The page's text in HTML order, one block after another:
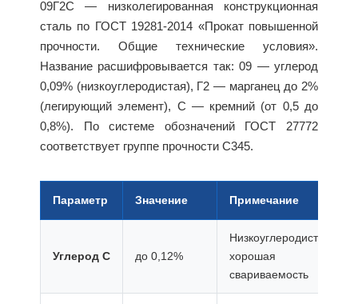
09Г2С — низколегированная конструкционная
сталь по ГОСТ 19281-2014 «Прокат повышенной
прочности. Общие технические условия».
Название расшифровывается так: 09 — углерод
0,09% (низкоуглеродистая), Г2 — марганец до 2%
(легирующий элемент), С — кремний (от 0,5 до
0,8%). По системе обозначений ГОСТ 27772
соответствует группе прочности С345.
Параметр Значение Примечание
Углерод C до 0,12%
Низкоуглеродистая —
хорошая
свариваемость